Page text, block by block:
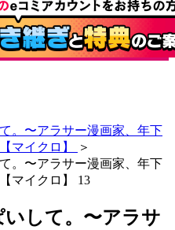
。〜アラサー漫画家、年下
マイクロ】
＞
。〜アラサー漫画家、年下
マイクロ】 13
して。〜アラサ